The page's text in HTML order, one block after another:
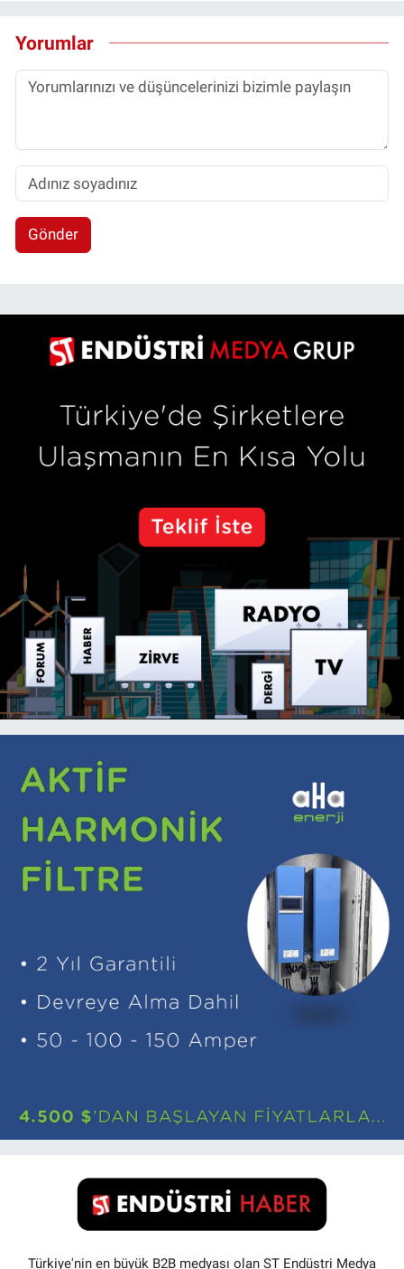
Yorumlar
Gönder
Türkiye'nin en büyük B2B medyası olan ST Endüstri Medya